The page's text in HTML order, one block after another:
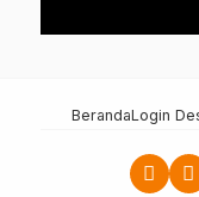
BerandaLogin